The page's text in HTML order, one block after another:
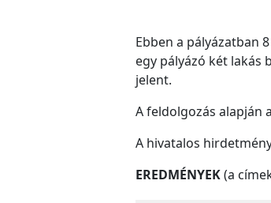
Ebben a pályázatban
egy pályázó két lakás
jelent.
A feldolgozás alapján
A hivatalos
EREDMÉNYEK(a